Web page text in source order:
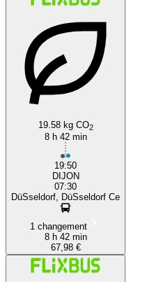
19.58 kg CO2
8 h 42 min
19:50
DIJON
07:30
DüSseldorf, DüSseldorf Ce
1 changement
8 h 42 min
67,98 €